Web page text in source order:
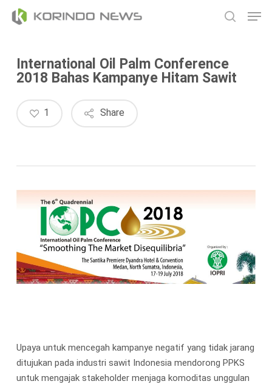
International Oil Palm Conference
2018 Bahas Kampanye Hitam Sawit
Share
1
Upaya untuk mencegah kampanye negatif yang tidak jarang
ditujukan pada industri sawit Indonesia mendorong PPKS
untuk mengajak stakeholder menjaga komoditas unggulan